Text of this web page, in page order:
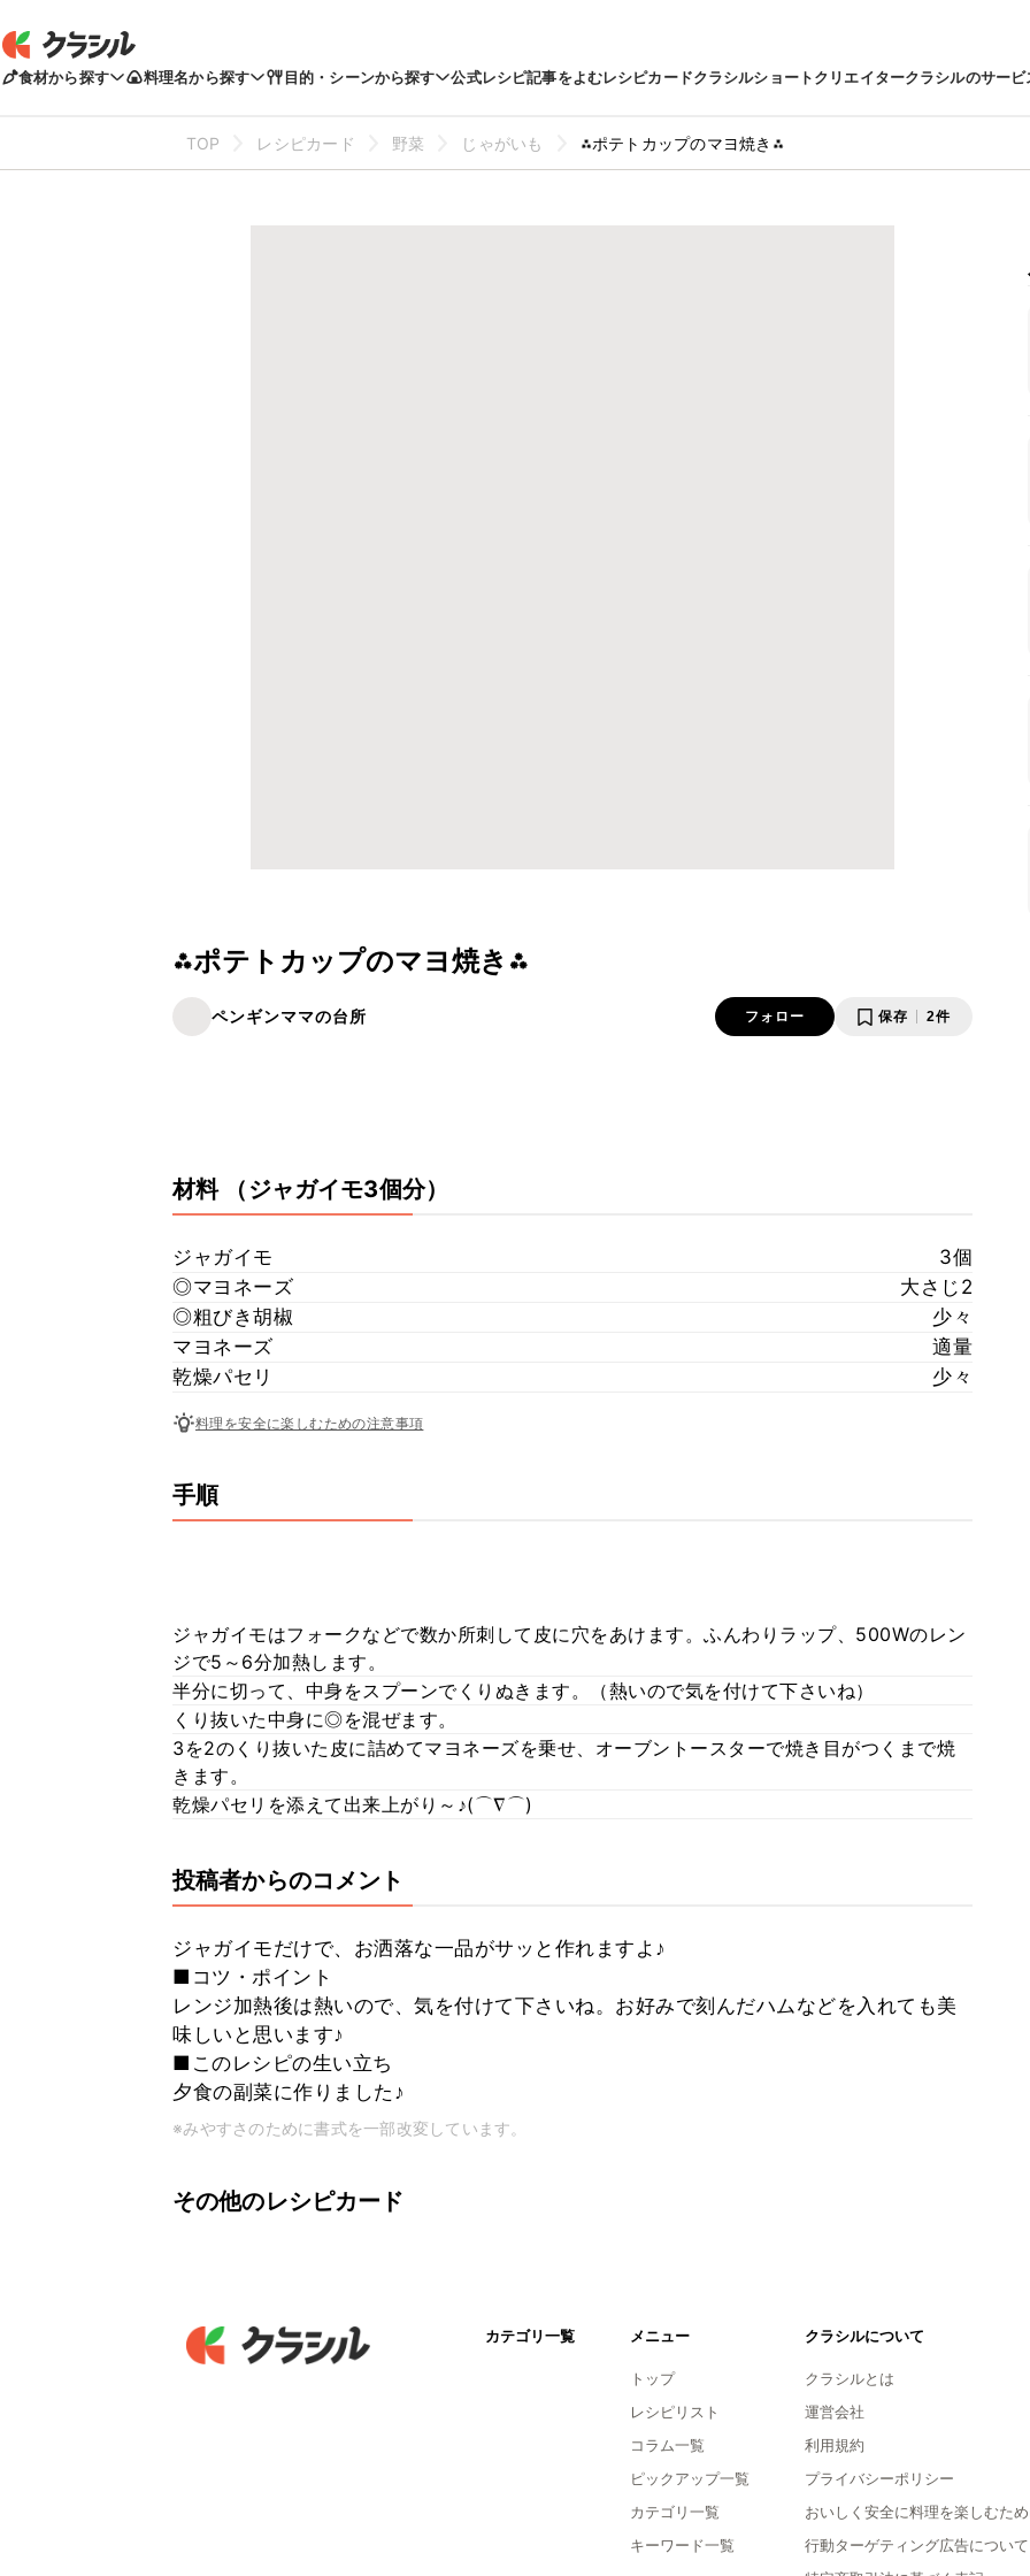
食材から探す 料理名から探す 目的・シーンから探す 公式レシピ記事をよむレシピカードクラシルショートクリエイタークラシルのサービ
TOP レシピカード 野菜 じゃがいも ⁂ポテトカップのマヨ焼き⁂
⁂ポテトカップのマヨ焼き⁂
ペンギンママの台所 フォロー 保存 2件
材料 （ジャガイモ3個分）
ジャガイモ
3個
◎マヨネーズ
大さじ2
◎粗びき胡椒
少々
マヨネーズ
適量
乾燥パセリ
少々
料理を安全に楽しむための注意事項
手順
ジャガイモはフォークなどで数か所刺して皮に穴をあけます。ふんわりラップ、500Wのレン
ジで5～6分加熱します。
半分に切って、中身をスプーンでくりぬきます。（熱いので気を付けて下さいね）
くり抜いた中身に◎を混ぜます。
3を2のくり抜いた皮に詰めてマヨネーズを乗せ、オーブントースターで焼き目がつくまで焼
きます。
乾燥パセリを添えて出来上がり～♪(⌒∇⌒)
投稿者からのコメント
ジャガイモだけで、お洒落な一品がサッと作れますよ♪
■コツ・ポイント
レンジ加熱後は熱いので、気を付けて下さいね。お好みで刻んだハムなどを入れても美
味しいと思います♪
■このレシピの生い立ち
夕食の副菜に作りました♪
※みやすさのために書式を一部改変しています。
その他のレシピカード
カテゴリ一覧 メニュー
トップ
レシピリスト
コラム一覧
ピックアップ一覧
カテゴリ一覧
キーワード一覧
クラシルについて
クラシルとは
運営会社
利用規約
プライバシーポリシー
おいしく安全に料理を楽しむため
行動ターゲティング広告について